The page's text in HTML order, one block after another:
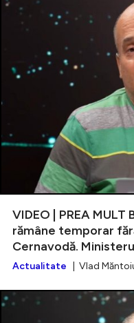
VIDEO | PREA MULT
rămâne temporar
Cernavodă.
Actualitate | Vlad